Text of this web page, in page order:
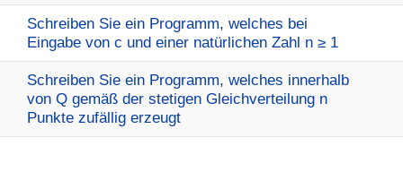
Schreiben Sie ein Programm, welches bei
Eingabe von c und einer natürlichen Zahl n ≥ 1
Schreiben Sie ein Programm, welches innerhalb
von Q gemäß der stetigen Gleichverteilung n
Punkte zufällig erzeugt